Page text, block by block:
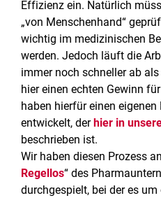
Effizienz ein. Natürlich
„von Menschenhand“
wichtig im medizinischen
werden. Jedoch läuft die
immer noch schneller ab
hier einen echten Gewinn
haben hierfür einen eigenen
entwickelt, der hier in
beschrieben ist.
Wir haben diesen Prozess
Regellos“ des
durchgespielt, bei der es